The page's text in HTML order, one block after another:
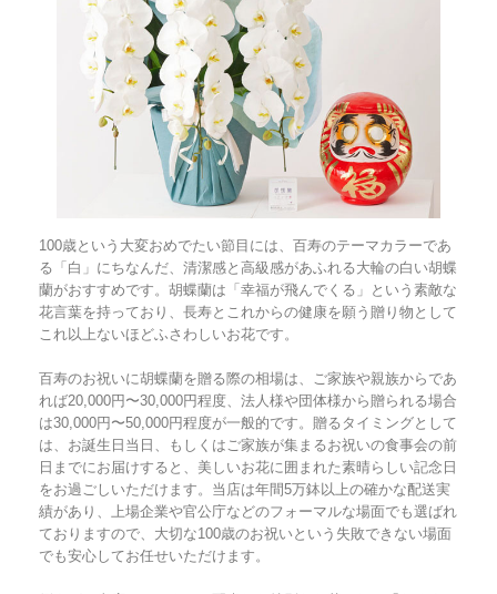
100歳という大変おめでたい節目には、百寿のテーマカラーであ
る「白」にちなんだ、清潔感と高級感があふれる大輪の白い胡蝶
蘭がおすすめです。胡蝶蘭は「幸福が飛んでくる」という素敵な
花言葉を持っており、長寿とこれからの健康を願う贈り物として
これ以上ないほどふさわしいお花です。
百寿のお祝いに胡蝶蘭を贈る際の相場は、ご家族や親族からであ
れば20,000円〜30,000円程度、法人様や団体様から贈られる場合
は30,000円〜50,000円程度が一般的です。贈るタイミングとして
は、お誕生日当日、もしくはご家族が集まるお祝いの食事会の前
日までにお届けすると、美しいお花に囲まれた素晴らしい記念日
をお過ごしいただけます。当店は年間5万鉢以上の確かな配送実
績があり、上場企業や官公庁などのフォーマルな場面でも選ばれ
ておりますので、大切な100歳のお祝いという失敗できない場面
でも安心してお任せいただけます。